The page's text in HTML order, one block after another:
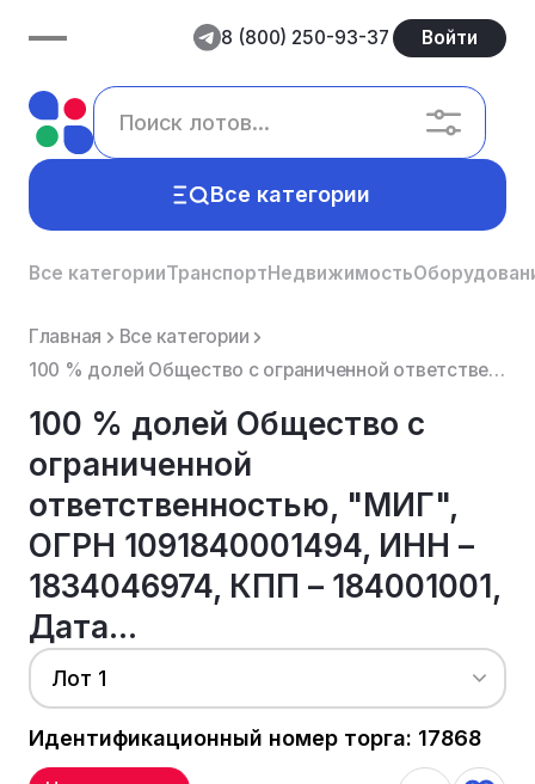
8 (800) 250-93-37 Войти
Все категории
Все категорииТранспортНедвижимость
Главная
Все категории
100 % долей Общество с ограниченной ответственностью, "МИГ", ОГРН 1091840001494, ИНН – 1834046974, К...
100 % долей Общество с
ограниченной
ответственностью, "МИГ",
ОГРН 1091840001494, ИНН –
1834046974, КПП – 184001001,
Дата...
Лот 1
Идентификационный номер торга: 17868